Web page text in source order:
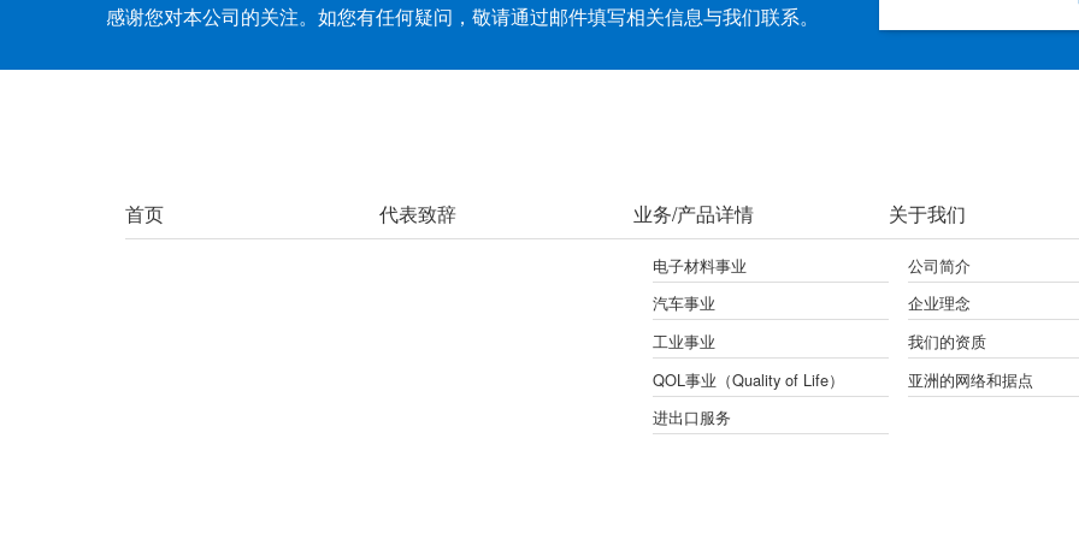
感谢您对本公司的关注。如您有任何疑问，敬请通过邮件填写相关信息与我们联系。
首页 代表致辞 业务/产品详情
电子材料事业
汽车事业
工业事业
QOL事业（Quality of Life）
进出口服务
关于我们
公司简介
企业理念
我们的资质
亚洲的网络和据点